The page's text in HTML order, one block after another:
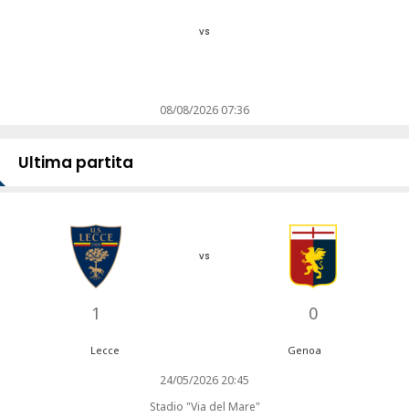
vs
08/08/2026 07:36
Ultima partita
1
vs
0
Lecce Genoa
24/05/2026 20:45
Stadio "Via del Mare"